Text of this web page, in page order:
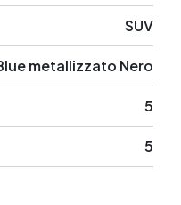
SUV
metallizzato Nero
5
5